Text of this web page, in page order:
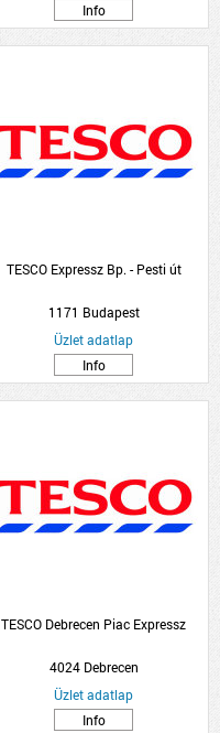
Info
TESCO Expressz Bp. - Pesti út
1171 Budapest
Üzlet adatlap
Info
TESCO Debrecen Piac Expressz
4024 Debrecen
Üzlet adatlap
Info